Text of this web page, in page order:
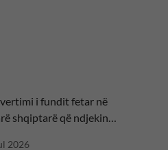
i fundit fetar në
shqiptarë që ndjekin
2026